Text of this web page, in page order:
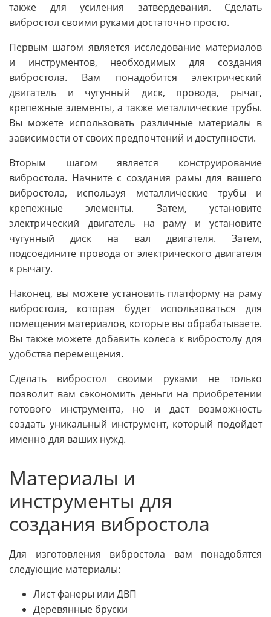
также для усиления затвердевания. Сделать
вибростол своими руками достаточно просто.
Первым шагом является исследование материалов
и инструментов, необходимых для создания
вибростола. Вам понадобится электрический
двигатель и чугунный диск, провода, рычаг,
крепежные элементы, а также металлические трубы.
Вы можете использовать различные материалы в
зависимости от своих предпочтений и доступности.
Вторым шагом является конструирование
вибростола. Начните с создания рамы для вашего
вибростола, используя металлические трубы и
крепежные элементы. Затем, установите
электрический двигатель на раму и установите
чугунный диск на вал двигателя. Затем,
подсоедините провода от электрического двигателя
к рычагу.
Наконец, вы можете установить платформу на раму
вибростола, которая будет использоваться для
помещения материалов, которые вы обрабатываете.
Вы также можете добавить колеса к вибростолу для
удобства перемещения.
Сделать вибростол своими руками не только
позволит вам сэкономить деньги на приобретении
готового инструмента, но и даст возможность
создать уникальный инструмент, который подойдет
именно для ваших нужд.
Материалы и
инструменты для
создания вибростола
Для изготовления вибростола вам понадобятся
следующие материалы:
Лист фанеры или ДВП
Деревянные бруски